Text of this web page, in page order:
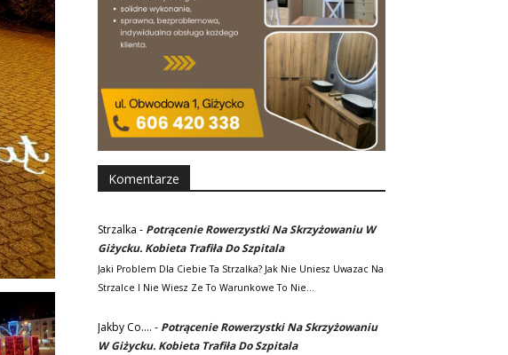
Komentarze
Strzalka - Potrącenie Rowerzystki Na Skrzyżowaniu W
Giżycku. Kobieta Trafiła Do Szpitala
Jaki Problem Dla Ciebie Ta Strzalka? Jak Nie Uniesz Uwazac Na
Strzalce I Nie Wiesz Ze To Warunkowe To Nie…
Jakby Co.... - Potrącenie Rowerzystki Na Skrzyżowaniu
W Giżycku. Kobieta Trafiła Do Szpitala